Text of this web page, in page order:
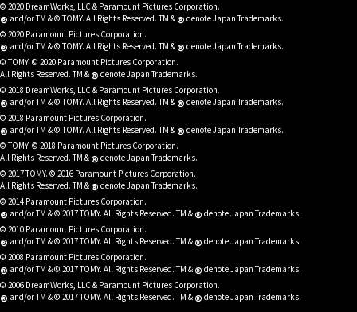
© 2020 DreamWorks, LLC & Paramount Pictures Corporation.
® and/or TM & © TOMY. All Rights Reserved. TM & ® denote Japan Trademarks.
© 2020 Paramount Pictures Corporation.
® and/or TM & © TOMY. All Rights Reserved. TM & ® denote Japan Trademarks.
© TOMY. © 2020 Paramount Pictures Corporation.
All Rights Reserved. TM & ® denote Japan Trademarks.
© 2018 DreamWorks, LLC & Paramount Pictures Corporation.
® and/or TM & © TOMY. All Rights Reserved. TM & ® denote Japan Trademarks.
© 2018 Paramount Pictures Corporation.
® and/or TM & © TOMY. All Rights Reserved. TM & ® denote Japan Trademarks.
© TOMY. © 2018 Paramount Pictures Corporation.
All Rights Reserved. TM & ® denote Japan Trademarks.
© 2017 TOMY. © 2016 Paramount Pictures Corporation.
All Rights Reserved. TM & ® denote Japan Trademarks.
© 2014 Paramount Pictures Corporation.
® and/or TM & © 2017 TOMY. All Rights Reserved. TM & ® denote Japan Trademarks.
© 2010 Paramount Pictures Corporation.
® and/or TM & © 2017 TOMY. All Rights Reserved. TM & ® denote Japan Trademarks.
© 2008 Paramount Pictures Corporation.
® and/or TM & © 2017 TOMY. All Rights Reserved. TM & ® denote Japan Trademarks.
© 2006 DreamWorks, LLC & Paramount Pictures Corporation.
® and/or TM & © 2017 TOMY. All Rights Reserved. TM & ® denote Japan Trademarks.